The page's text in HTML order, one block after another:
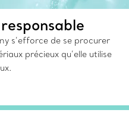
s’efforce de se procurer
précieux qu’elle utilise